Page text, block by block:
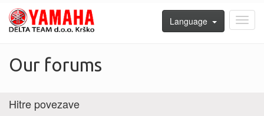
Language
Our forums
Hitre povezave